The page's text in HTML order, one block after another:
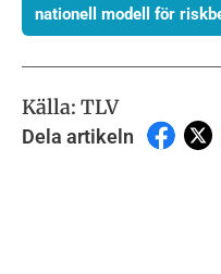
nationell modell för
Källa: TLV
Dela artikeln